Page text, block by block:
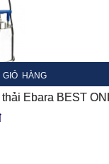
HÀNG
Ebara BEST